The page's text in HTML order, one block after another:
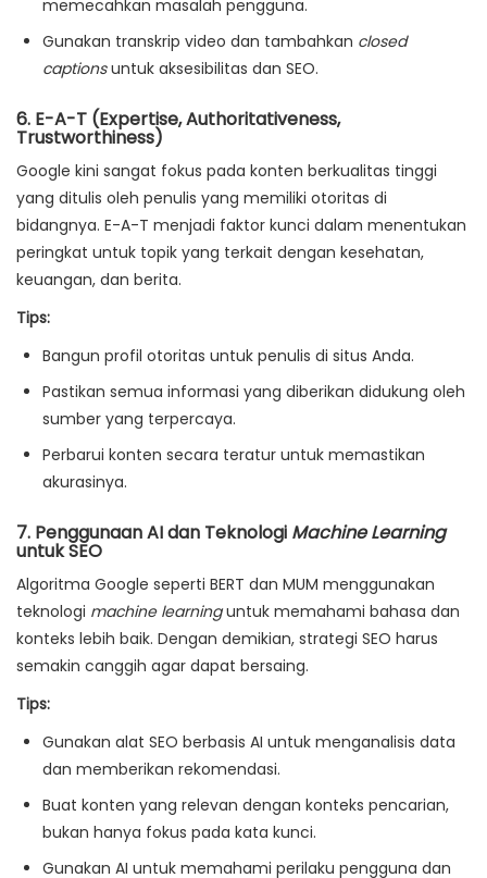
memecahkan masalah pengguna.
Gunakan transkrip video dan tambahkan closed
captionsuntuk aksesibilitas dan SEO.
6. E-A-T (Expertise, Authoritativeness,
Trustworthiness)
Google kini sangat fokus pada konten berkualitas tinggi
yang ditulis oleh penulis yang memiliki otoritas di
bidangnya. E-A-T menjadi faktor kunci dalam menentukan
peringkat untuk topik yang terkait dengan kesehatan,
keuangan, dan berita.
Tips:
Bangun profil otoritas untuk penulis di situs Anda.
Pastikan semua informasi yang diberikan didukung oleh
sumber yang terpercaya.
Perbarui konten secara teratur untuk memastikan
akurasinya.
7. Penggunaan AI dan Teknologi Machine Learning
untuk SEO
Algoritma Google seperti BERT dan MUM menggunakan
teknologi machine learninguntuk memahami bahasa dan
konteks lebih baik. Dengan demikian, strategi SEO harus
semakin canggih agar dapat bersaing.
Tips:
Gunakan alat SEO berbasis AI untuk menganalisis data
dan memberikan rekomendasi.
Buat konten yang relevan dengan konteks pencarian,
bukan hanya fokus pada kata kunci.
Gunakan AI untuk memahami perilaku pengguna dan